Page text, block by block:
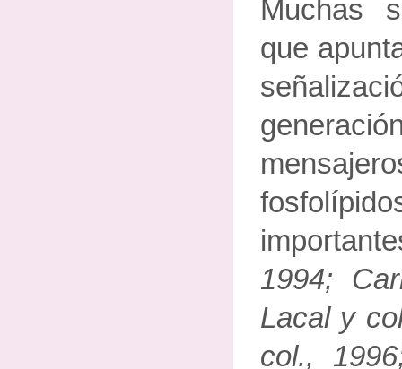
Muchas
que
1994;
Lacal y
col.,